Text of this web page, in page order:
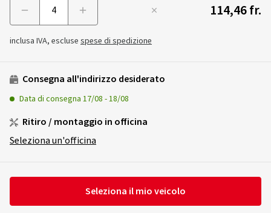
114,46 fr.
inclusa IVA, escluse spese di spedizione
Consegna all'indirizzo desiderato
Data di consegna 17/08 -18/08
Ritiro / montaggio in officina
Seleziona un'officina
Seleziona il mio veicolo